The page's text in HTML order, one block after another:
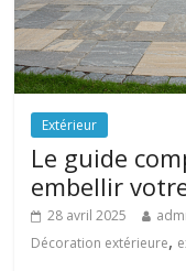
Extérieur
Le guide
embellir
28 avril 2025
Décoration extérieure,